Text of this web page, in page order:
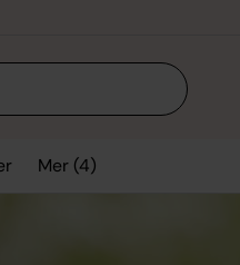
Mer (4)